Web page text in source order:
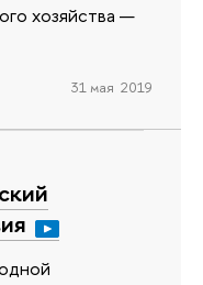
хозяйства —
31 мая 2019